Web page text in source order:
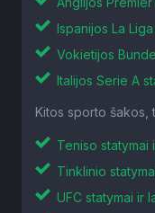
Ispanijos La
Vokietijos
Italijos Serie A
Kitos sporto šakos,
Teniso
Tinklinio
UFC statymai ir